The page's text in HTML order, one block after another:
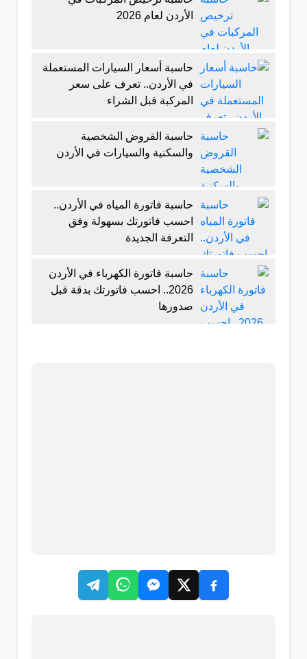
الأردن لعام 2026
حاسبة أسعار السيارات المستعملة
في الأردن.. تعرف على سعر
المركبة قبل الشراء
حاسبة القروض الشخصية
والسكنية والسيارات في الأردن
حاسبة فاتورة المياه في الأردن..
احسب فاتورتك بسهولة وفق
التعرفة الجديدة
حاسبة فاتورة الكهرباء في الأردن
2026.. احسب فاتورتك بدقة قبل
صدورها